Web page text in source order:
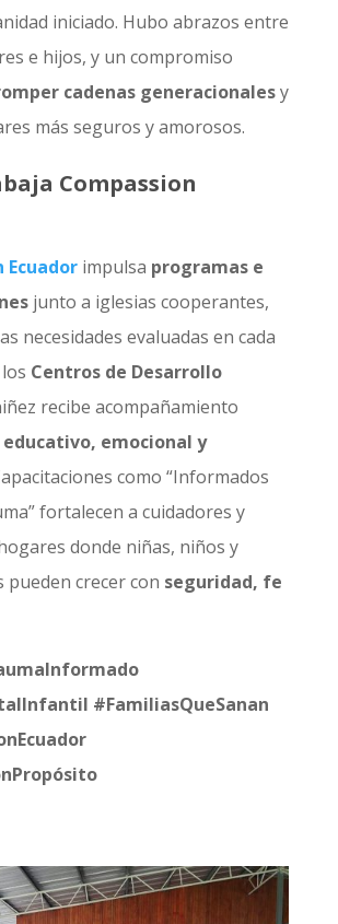
iniciado. Hubo abrazos entre
e hijos, y un compromiso
cadenas generacionalesy
más seguros y amorosos.
Compassion
Ecuador impulsa programas e
junto a iglesias cooperantes,
necesidades evaluadas en cada
Centros de Desarrollo
recibe acompañamiento
emocional y
como “Informados
fortalecen a cuidadores y
donde niñas, niños y
pueden crecer con seguridad, fe
#FamiliasQueSanan